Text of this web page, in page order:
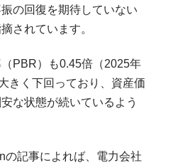
の回復を期待していない
されています。
PBR）も0.45倍（2025年
きく下回っており、資産価
な状態が続いているよう
の記事によれば、電力会社